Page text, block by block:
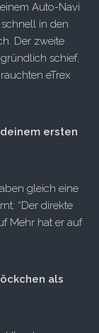
Auto-Navi
in den
Der zweite
schief,
eTrex
ersten
gleich eine
“Der direkte
Mehr hat er auf
als